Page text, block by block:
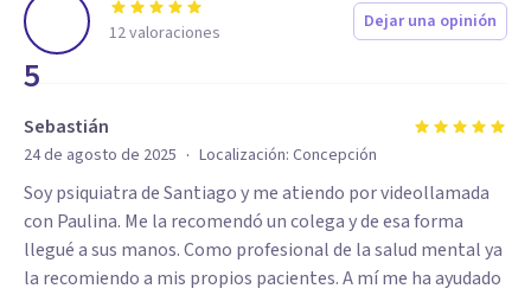
5
12valoraciones Dejar una opinión
Sebastián
24 de agosto de 2025 · Localización: Concepción
Soy psiquiatra de Santiago y me atiendo por videollamada
con Paulina. Me la recomendó un colega y de esa forma
llegué a sus manos. Como profesional de la salud mental ya
la recomiendo a mis propios pacientes. A mí me ha ayudado